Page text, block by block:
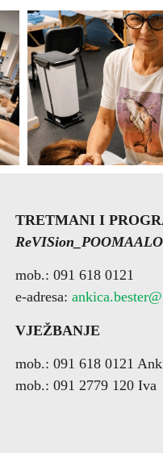
TRETMANI I
mob.: 091 618 0121
e-adresa:
VJEŽBANJE
mob.: 091 618 0121
mob.: 091 2779 120 Iva